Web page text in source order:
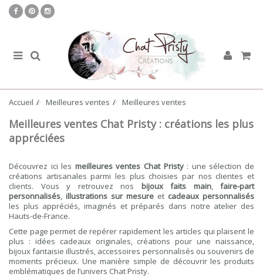
Accueil Meilleures ventes Meilleures ventes
Meilleures ventes Chat Pristy : créations les plus
appréciées
Découvrez ici les meilleures ventes Chat Pristy: une sélection de
créations artisanales parmi les plus choisies par nos clientes et
clients. Vous y retrouvez nos bijoux faits main, faire-part
personnalisés, illustrations sur mesure et cadeaux personnalisés
les plus appréciés, imaginés et préparés dans notre atelier des
Hauts-de-France.
Cette page permet de repérer rapidement les articles qui plaisent le
plus : idées cadeaux originales, créations pour une naissance,
bijoux fantaisie illustrés, accessoires personnalisés ou souvenirs de
moments précieux. Une manière simple de découvrir les produits
emblématiques de l’univers Chat Pristy.